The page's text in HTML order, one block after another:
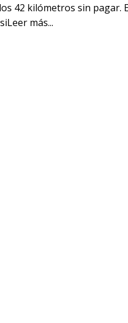
42 kilómetros sin pagar.
más...